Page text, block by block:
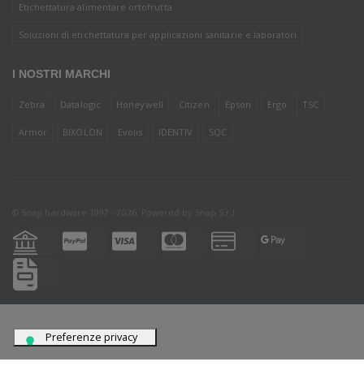
Etichettatura alimentare ortofrutta
Soluzioni di etichettatura per applicazioni sanitarie e laboratori
I NOSTRI MARCHI
Zebra Datalogic Honeywell Citizen Epson Ergo TSC
Armor BIXOLON Evolis IDENTIV SQC
© Snap hardware 1997 - 2026. Powered by Snap S.r.l.